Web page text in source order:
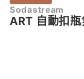
Sodastream
ART 自動扣